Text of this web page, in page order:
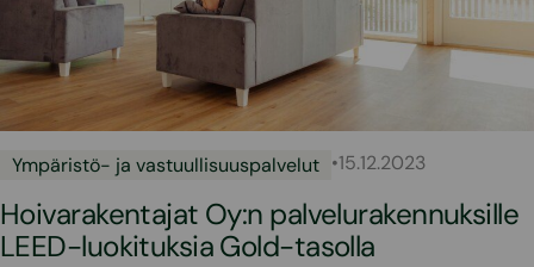
Ympäristö- ja vastuullisuuspalvelut •15.12.2023
Hoivarakentajat Oy:n palvelurakennuksille
LEED-luokituksia Gold-tasolla